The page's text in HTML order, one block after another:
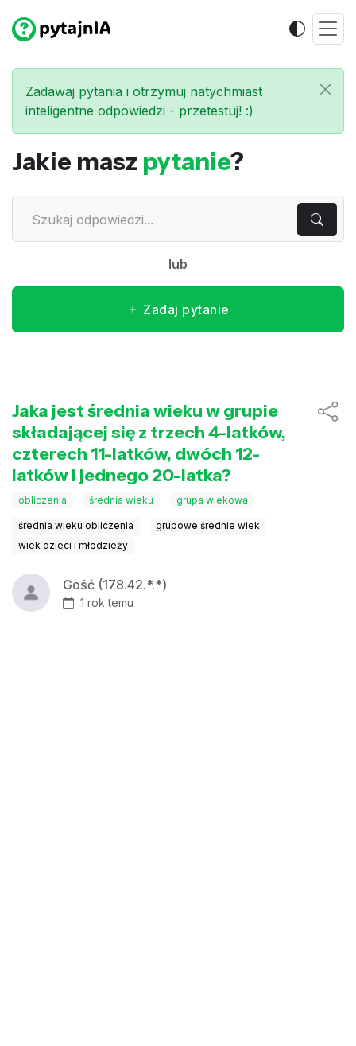
Zadawaj pytania i otrzymuj natychmiast
inteligentne odpowiedzi - przetestuj! :)
Jakie masz pytanie?
lub
Zadaj pytanie
Jaka jest średnia wieku w grupie
składającej się z trzech 4-latków,
czterech 11-latków, dwóch 12-
latków i jednego 20-latka?
obliczenia średnia wieku grupa wiekowa
średnia wieku obliczenia
grupowe średnie wiek
wiek dzieci i młodzieży
Gość (178.42.*.*)
1 rok temu